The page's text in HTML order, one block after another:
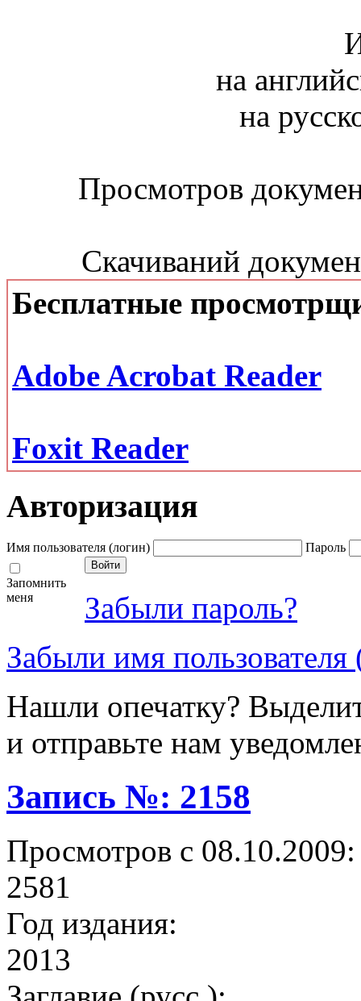
на
на
Просмотров
Скачиваний
Бесплатные
Adobe Acrobat Reader
Foxit Reader
Авторизация
Имя пользователя (логин) Пароль
Запомнить
меня
Забыли пароль?
Забыли имя пользователя
Нашли опечатку?
и отправьте нам
Запись №: 2158
Просмотров с 08.10.2009:
2581
Год издания:
2013